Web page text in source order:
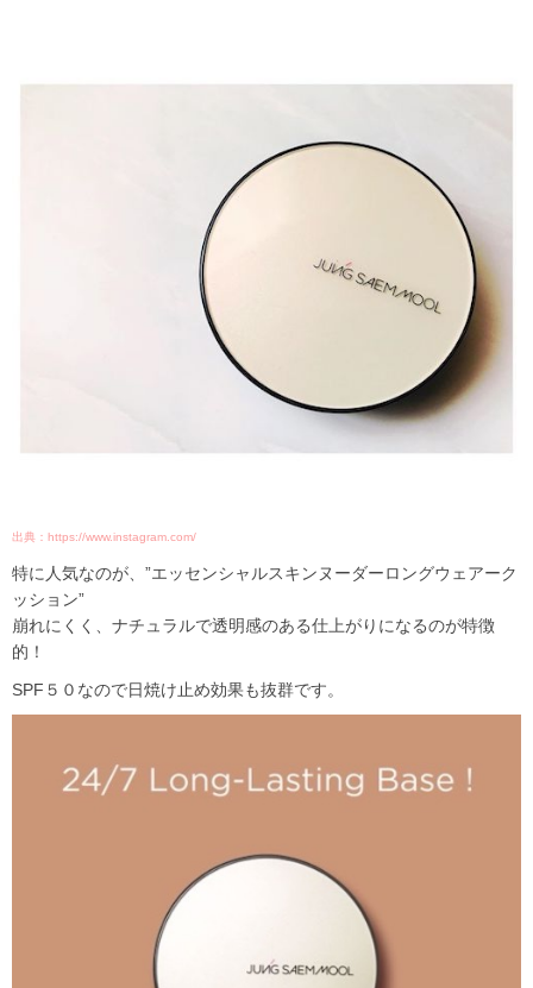
出典：https://www.instagram.com/
特に人気なのが、”エッセンシャルスキンヌーダーロングウェアーク
ッション”
崩れにくく、ナチュラルで透明感のある仕上がりになるのが特徴
的！
SPF５０なので日焼け止め効果も抜群です。